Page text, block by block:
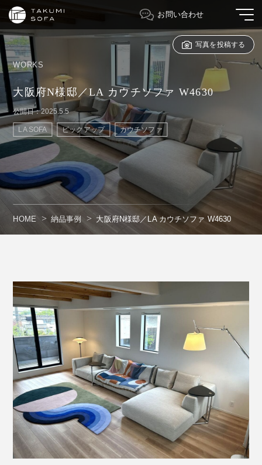
お問い合わせ
WORKS
大阪府N様邸／LA カウチソファ W4630
公開日：2025.5.5
LA SOFA ピックアップ カウチソファ
HOME 納品事例 大阪府N様邸／LA カウチソファ W4630
写真を投稿する